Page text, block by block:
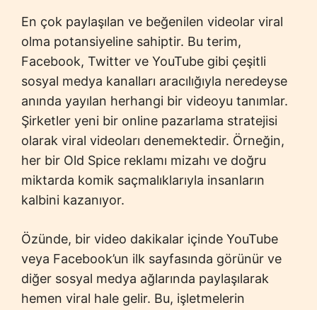
En çok paylaşılan ve beğenilen videolar viral
olma potansiyeline sahiptir. Bu terim,
Facebook, Twitter ve YouTube gibi çeşitli
sosyal medya kanalları aracılığıyla neredeyse
anında yayılan herhangi bir videoyu tanımlar.
Şirketler yeni bir online pazarlama stratejisi
olarak viral videoları denemektedir. Örneğin,
her bir Old Spice reklamı mizahı ve doğru
miktarda komik saçmalıklarıyla insanların
kalbini kazanıyor.
Özünde, bir video dakikalar içinde YouTube
veya Facebook’un ilk sayfasında görünür ve
diğer sosyal medya ağlarında paylaşılarak
hemen viral hale gelir. Bu, işletmelerin